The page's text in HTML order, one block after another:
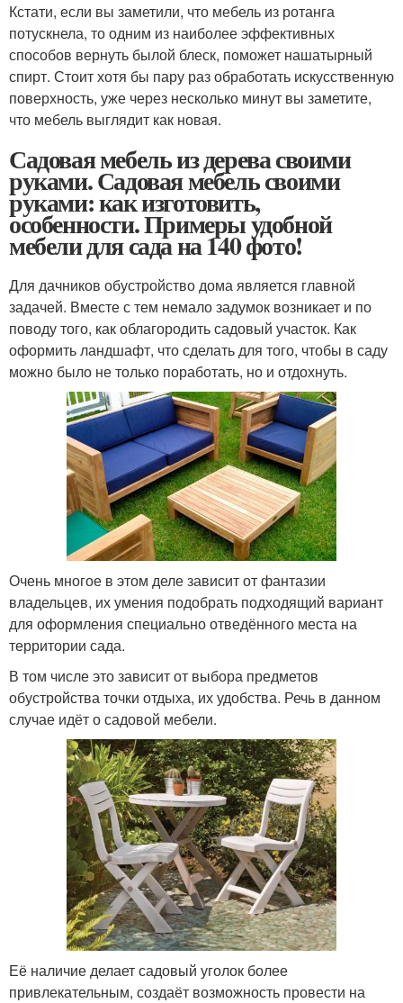
Кстати, если вы заметили, что мебель из ротанга
потускнела, то одним из наиболее эффективных
способов вернуть былой блеск, поможет нашатырный
спирт. Стоит хотя бы пару раз обработать искусственную
поверхность, уже через несколько минут вы заметите,
что мебель выглядит как новая.
Садовая мебель из дерева своими
руками. Садовая мебель своими
руками: как изготовить,
особенности. Примеры удобной
мебели для сада на 140 фото!
Для дачников обустройство дома является главной
задачей. Вместе с тем немало задумок возникает и по
поводу того, как облагородить садовый участок. Как
оформить ландшафт, что сделать для того, чтобы в саду
можно было не только поработать, но и отдохнуть.
Очень многое в этом деле зависит от фантазии
владельцев, их умения подобрать подходящий вариант
для оформления специально отведённого места на
территории сада.
В том числе это зависит от выбора предметов
обустройства точки отдыха, их удобства. Речь в данном
случае идёт о садовой мебели.
Её наличие делает садовый уголок более
привлекательным, создаёт возможность провести на